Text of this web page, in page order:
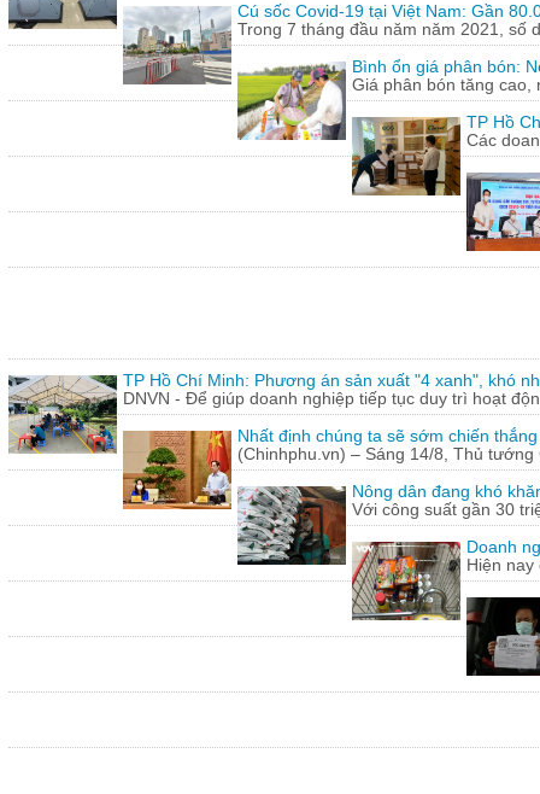
Cú sốc Covid-19 tại Việt Nam: Gần
Trong 7 tháng đầu năm năm 2021, số
Bình ổn giá phân bón:
Giá phân bón tăng
TP Hồ
Các
TP Hồ Chí Minh: Phương án sản xuất "4 xanh", khó
DNVN - Để giúp doanh nghiệp tiếp tục duy trì hoạt
Nhất định chúng ta sẽ sớm chiến
(Chinhphu.vn) – Sáng 14/8, Thủ
Nông dân đang khó
Với công suất gần 30
Doanh
Hiện